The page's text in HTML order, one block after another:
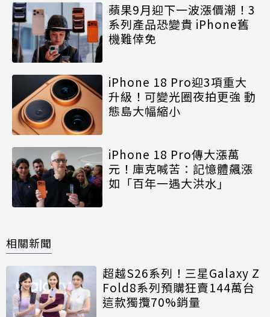
蘋果9月迎下一波漲價潮！3
系列產品恐變貴 iPhone舊
機難倖免
iPhone 18 Pro迎3項重大
升級！可變光圈夜拍更強 動
態島大幅縮小
iPhone 18 Pro傳大漲萬
元！庫克喊苦：記憶體飆漲
如「百年一遇大洪水」
相關新聞
超越S26系列！三星Galaxy Z
Fold8系列預購狂賣144萬台
這款獨攬70%銷量